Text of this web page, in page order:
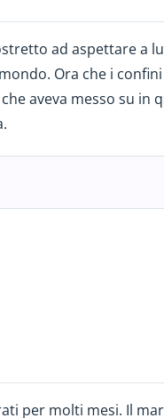
ad aspettare a
Ora che i
aveva messo su in
per molti mesi. Il